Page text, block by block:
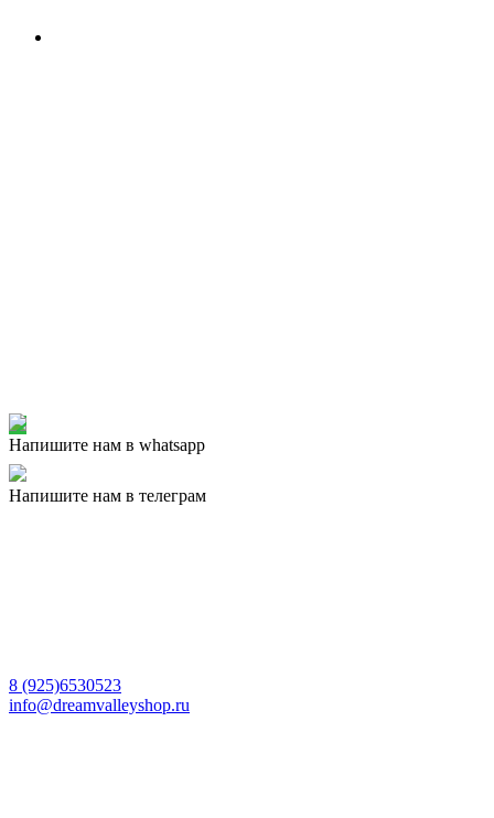
Напишите нам в whatsapp
Напишите нам в телеграм
8 (925)6530523
info@dreamvalleyshop.ru